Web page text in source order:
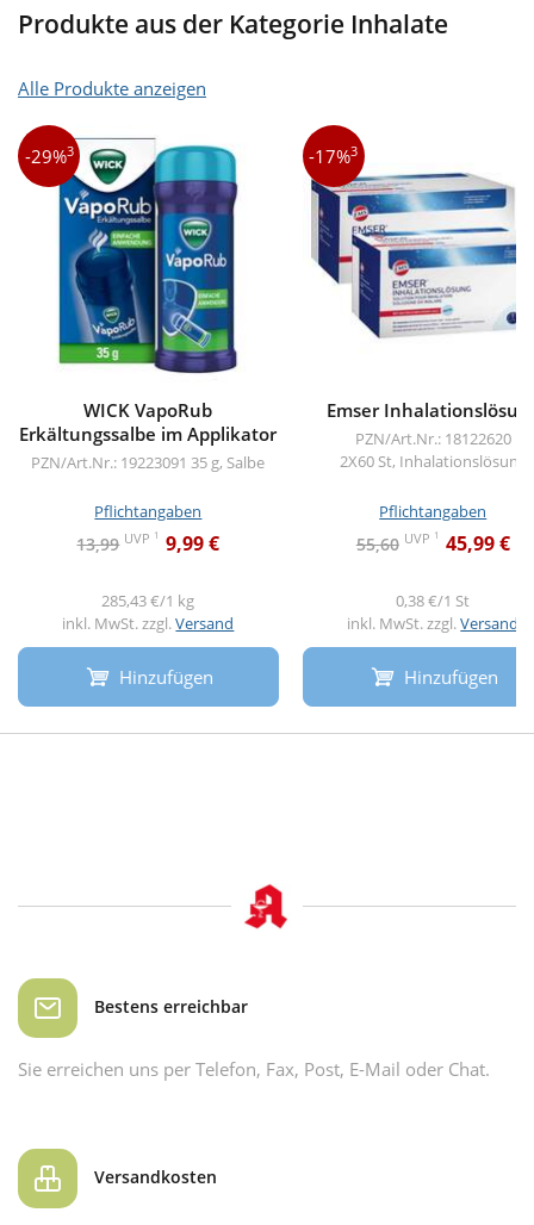
Produkte aus der Kategorie Inhalate
Alle Produkte anzeigen
-29%3
WICK VapoRub
Erkältungssalbe im Applikator
PZN/Art.Nr.: 19223091 35 g, Salbe
Pflichtangaben
13,99 UVP 1 9,99 €
285,43 €/1 kg
inkl. MwSt. zzgl.Versand
Hinzufügen
-17%3
Emser
PZN/Art.Nr.: 18122620
2X60 St, Inhalationslösung
Pflichtangaben
55,60 UVP 1 45,99 €
0,38 €/1 St
inkl. MwSt. zzgl.Versand
Hinzufügen
Bestens erreichbar
Sie erreichen uns per Telefon, Fax, Post, E-Mail oder Chat.
Versandkosten